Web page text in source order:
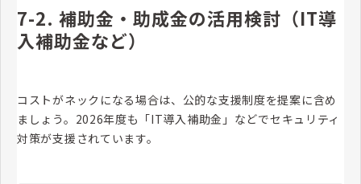
7-2. 補助金・助成金の活用検討（IT導
入補助金など）
コストがネックになる場合は、公的な支援制度を提案に含め
ましょう。2026年度も「IT導入補助金」などでセキュリティ
対策が支援されています。